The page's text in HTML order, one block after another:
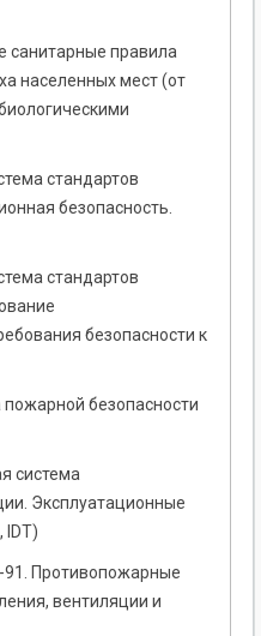
санитарные правила
населенных мест (от
стандартов
безопасность.
стандартов
безопасности к
безопасности
система
Эксплуатационные
IDT)
91. Противопожарные
вентиляции и